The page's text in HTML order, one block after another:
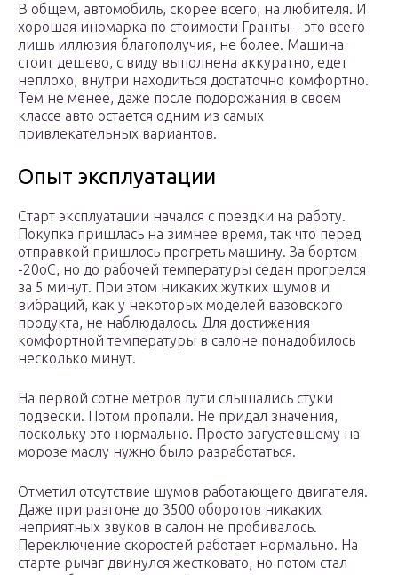
В общем, автомобиль, скорее всего, на любителя. И
хорошая иномарка по стоимости Гранты – это всего
лишь иллюзия благополучия, не более. Машина
стоит дешево, с виду выполнена аккуратно, едет
неплохо, внутри находиться достаточно комфортно.
Тем не менее, даже после подорожания в своем
классе авто остается одним из самых
привлекательных вариантов.
Опыт эксплуатации
Старт эксплуатации начался с поездки на работу.
Покупка пришлась на зимнее время, так что перед
отправкой пришлось прогреть машину. За бортом
-20оC, но до рабочей температуры седан прогрелся
за 5 минут. При этом никаких жутких шумов и
вибраций, как у некоторых моделей вазовского
продукта, не наблюдалось. Для достижения
комфортной температуры в салоне понадобилось
несколько минут.
На первой сотне метров пути слышались стуки
подвески. Потом пропали. Не придал значения,
поскольку это нормально. Просто загустевшему на
морозе маслу нужно было разработаться.
Отметил отсутствие шумов работающего двигателя.
Даже при разгоне до 3500 оборотов никаких
неприятных звуков в салон не пробивалось.
Переключение скоростей работает нормально. На
старте рычаг двинулся жестковато, но потом стал